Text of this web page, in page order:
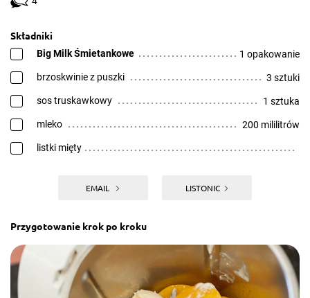
Składniki
Big Milk Śmietankowe 1 opakowanie
brzoskwinie z puszki 3 sztuki
sos truskawkowy 1 sztuka
mleko 200 mililitrów
listki mięty
EMAIL LISTONIC
Przygotowanie krok po kroku